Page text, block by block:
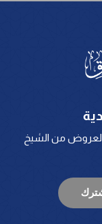
والعروض من الشيخ